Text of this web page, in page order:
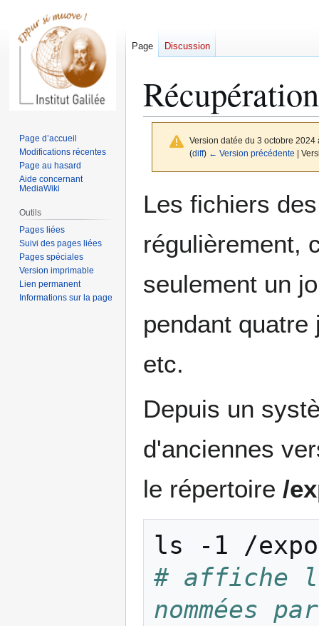
Version datée du 3 octobre
(diff) ← Version précédente |
navigation
recherche
Les fichiers
régulièrement,
seulement un
pendant
etc.
Depuis un
d'anciennes
le répertoire /
ls
-1
# affiche
nommées
Page Discussion
Page d’accueil
Modifications récentes
Page au hasard
Aide concernant
MediaWiki
Outils
Pages liées
Suivi des pages liées
Pages spéciales
Version imprimable
Lien permanent
Informations sur la page